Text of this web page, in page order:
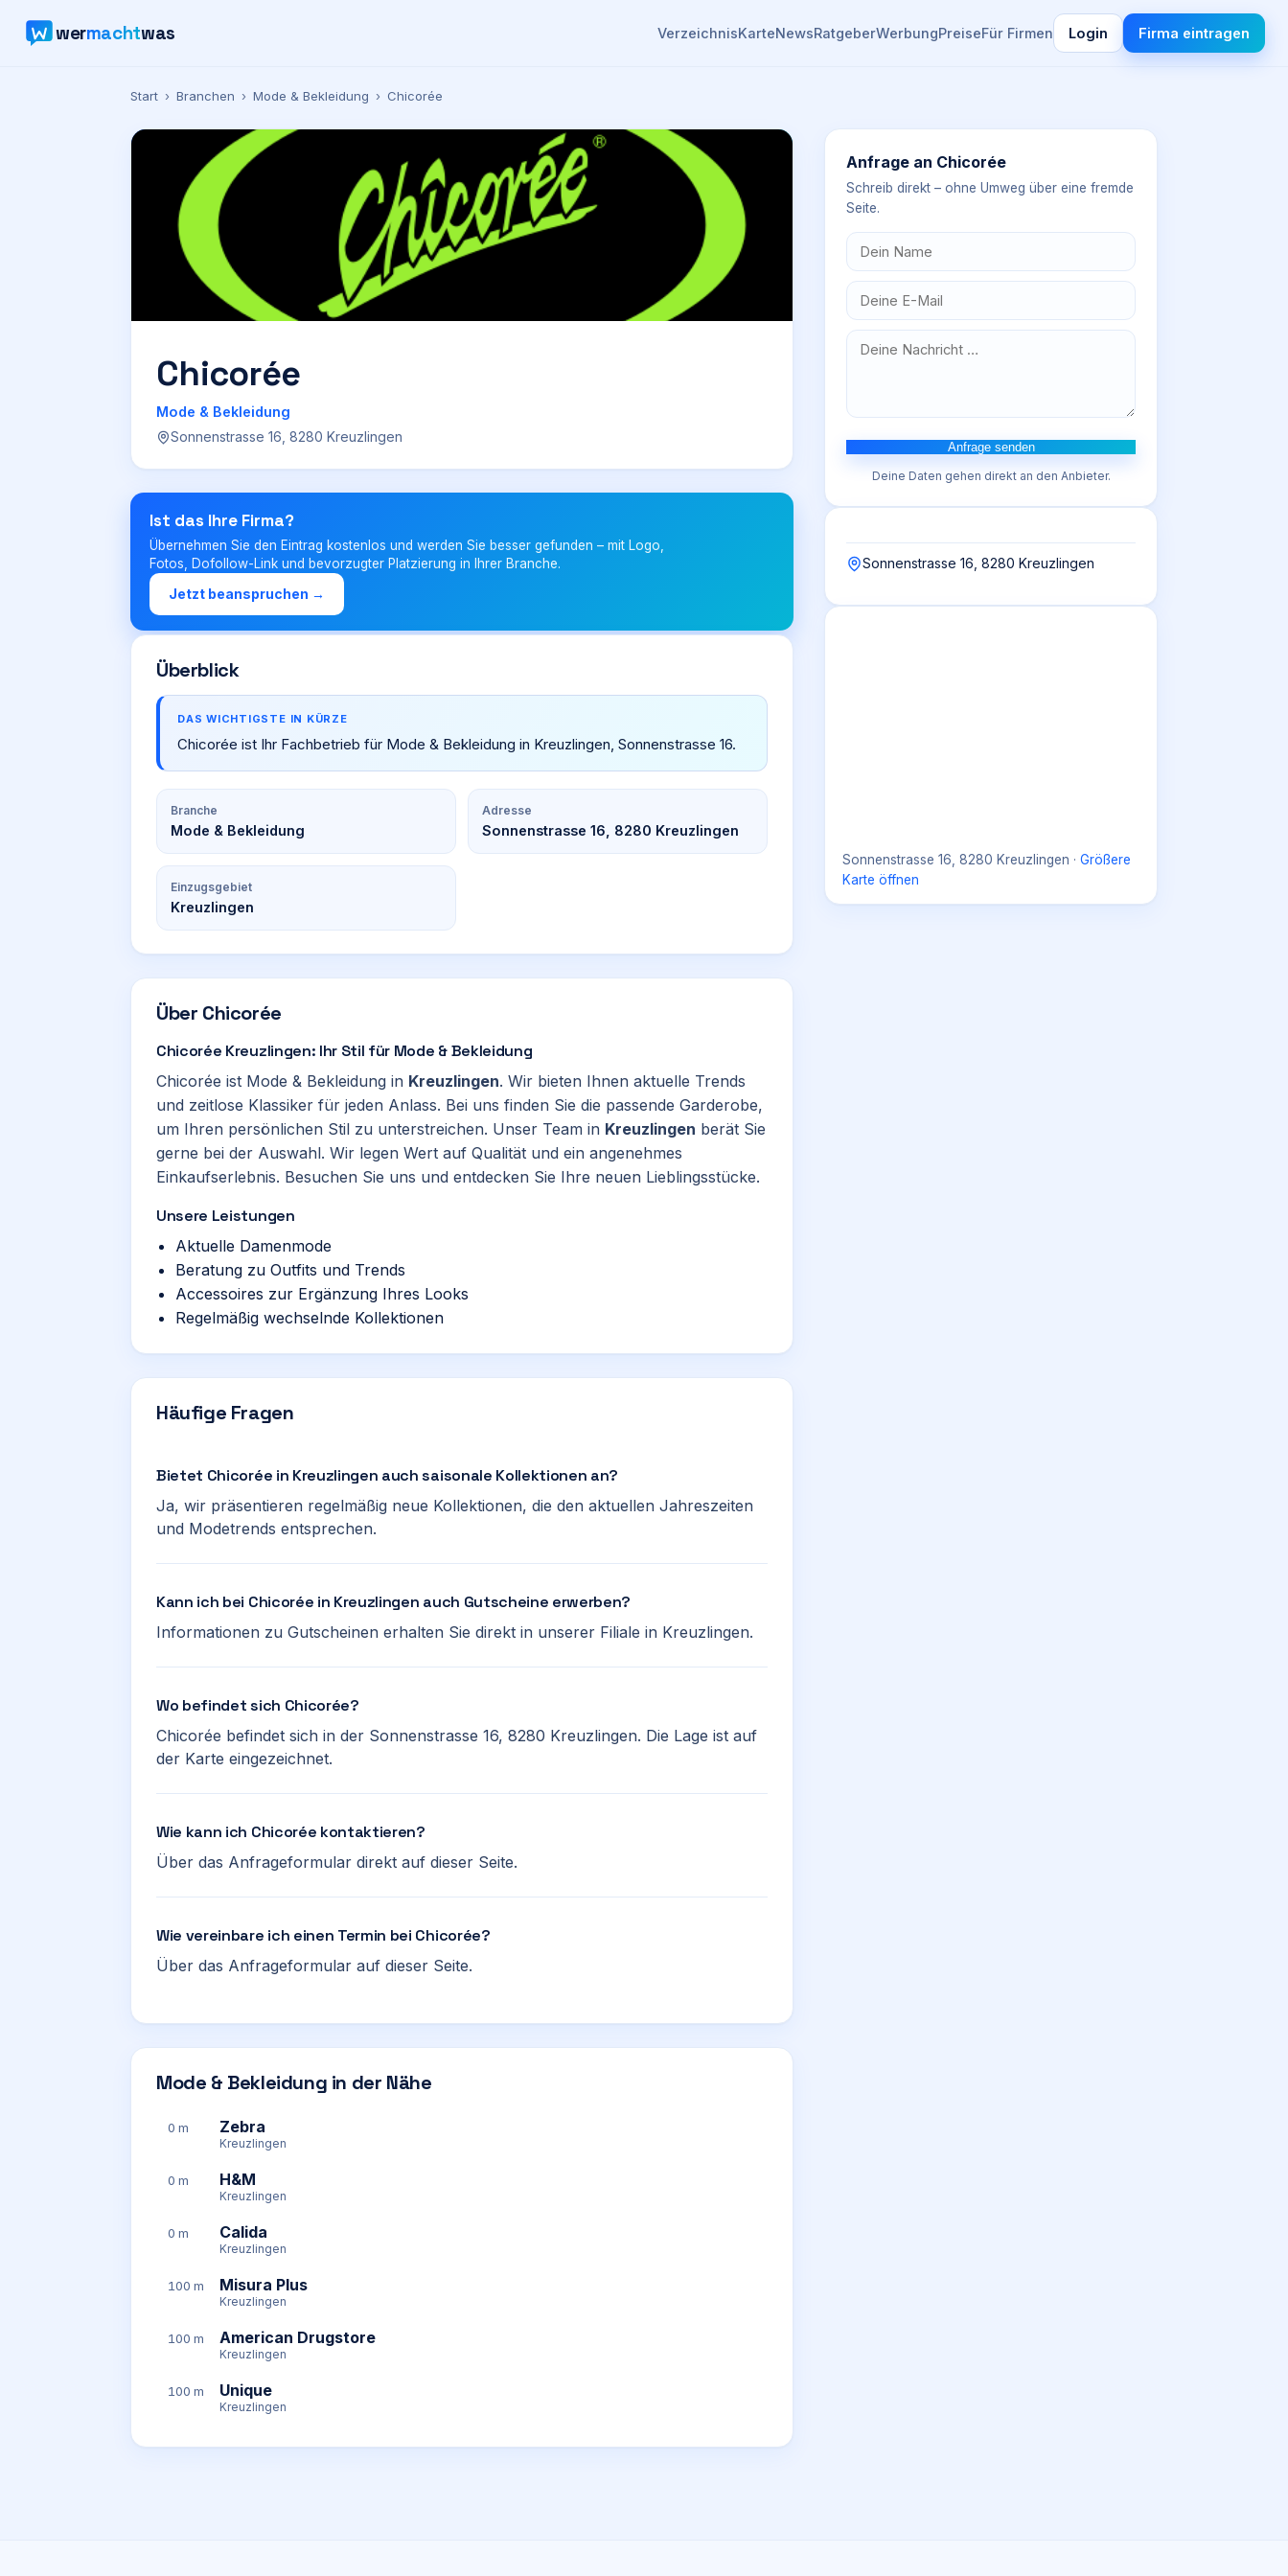
wermachtwas VerzeichnisKarteNewsRatgeberWerbungPreiseFür Firmen Login Firma eintragen
Start › Branchen › Mode & Bekleidung › Chicorée
Chicorée
Mode & Bekleidung
Sonnenstrasse 16, 8280 Kreuzlingen
Ist das Ihre Firma?
Übernehmen Sie den Eintrag kostenlos und werden Sie besser gefunden – mit Logo,
Fotos, Dofollow-Link und bevorzugter Platzierung in Ihrer Branche.
Jetzt beanspruchen →
Überblick
DAS WICHTIGSTE IN KÜRZE
Chicorée ist Ihr Fachbetrieb für Mode & Bekleidung in Kreuzlingen, Sonnenstrasse 16.
Branche
Mode & Bekleidung
Adresse
Sonnenstrasse 16, 8280 Kreuzlingen
Einzugsgebiet
Kreuzlingen
Über Chicorée
Chicorée Kreuzlingen: Ihr Stil für Mode & Bekleidung
Chicorée ist Mode & Bekleidung in Kreuzlingen. Wir bieten Ihnen aktuelle Trends
und zeitlose Klassiker für jeden Anlass. Bei uns finden Sie die passende Garderobe,
um Ihren persönlichen Stil zu unterstreichen. Unser Team in Kreuzlingen berät Sie
gerne bei der Auswahl. Wir legen Wert auf Qualität und ein angenehmes
Einkaufserlebnis. Besuchen Sie uns und entdecken Sie Ihre neuen Lieblingsstücke.
Unsere Leistungen
Aktuelle Damenmode
Beratung zu Outfits und Trends
Accessoires zur Ergänzung Ihres Looks
Regelmäßig wechselnde Kollektionen
Häufige Fragen
Bietet Chicorée in Kreuzlingen auch saisonale Kollektionen an?
Ja, wir präsentieren regelmäßig neue Kollektionen, die den aktuellen Jahreszeiten
und Modetrends entsprechen.
Kann ich bei Chicorée in Kreuzlingen auch Gutscheine erwerben?
Informationen zu Gutscheinen erhalten Sie direkt in unserer Filiale in Kreuzlingen.
Wo befindet sich Chicorée?
Chicorée befindet sich in der Sonnenstrasse 16, 8280 Kreuzlingen. Die Lage ist auf
der Karte eingezeichnet.
Wie kann ich Chicorée kontaktieren?
Über das Anfrageformular direkt auf dieser Seite.
Wie vereinbare ich einen Termin bei Chicorée?
Über das Anfrageformular auf dieser Seite.
Mode & Bekleidung in der Nähe
0 m Zebra
Kreuzlingen
0 m H&M
Kreuzlingen
0 m Calida
Kreuzlingen
100 m Misura Plus
Kreuzlingen
100 m American Drugstore
Kreuzlingen
100 m Unique
Kreuzlingen
Anfrage an Chicorée
Schreib direkt – ohne Umweg über eine fremde
Seite.
Anfrage senden
Deine Daten gehen direkt an den Anbieter.
Sonnenstrasse 16, 8280 Kreuzlingen
Sonnenstrasse 16, 8280 Kreuzlingen · Größere
Karte öffnen